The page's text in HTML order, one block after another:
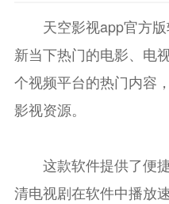
天空影视app官方版
新当下热门的电影、电
个视频平台的热门内容
影视资源。
这款软件提供了便捷
清电视剧在软件中播放